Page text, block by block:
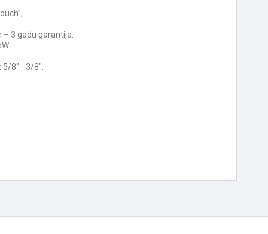
3 gadu garantija.
8" - 3/8".